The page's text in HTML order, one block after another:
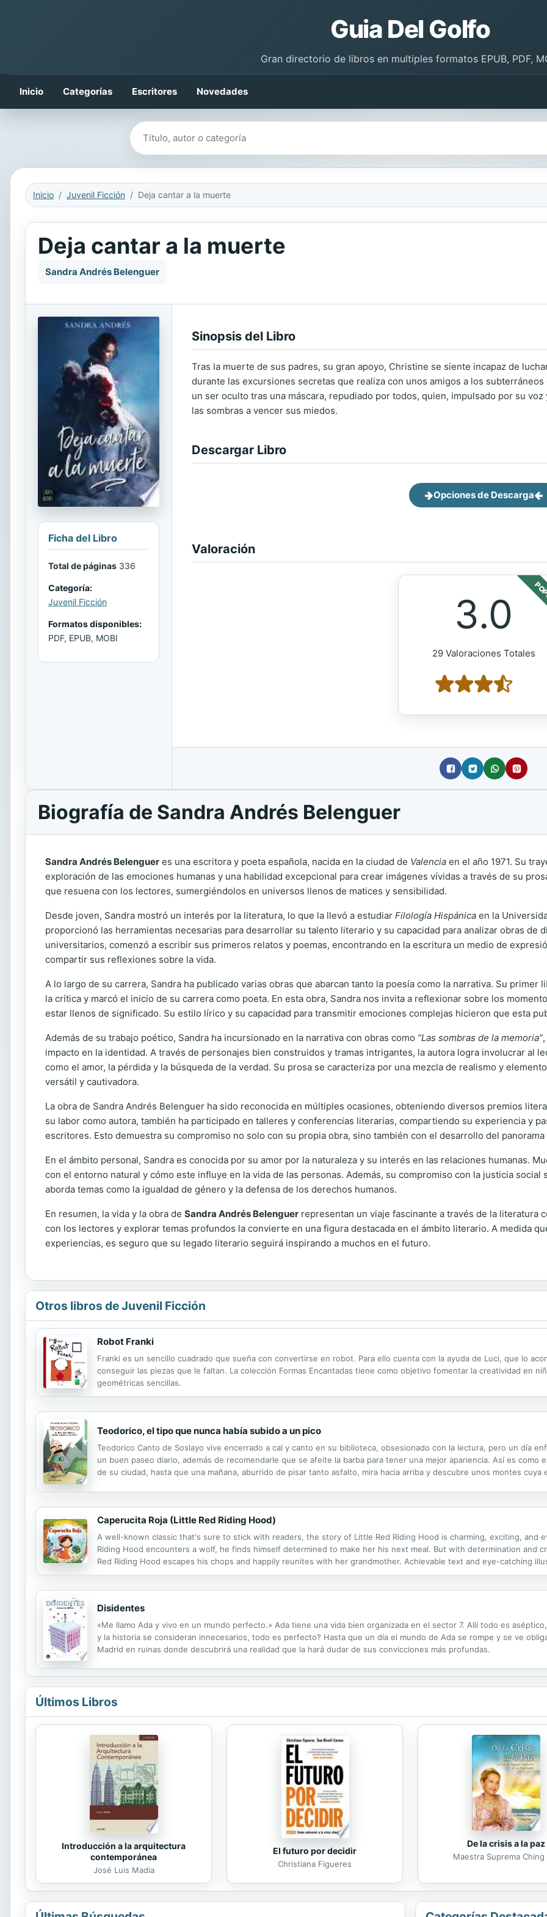
Guia Del Golfo
Gran directorio de libros en multiples formatos EPUB, PDF,
Inicio Categorías Escritores Novedades
Buscar libros
Inicio Juvenil Ficción Deja cantar a la muerte
Deja cantar a la muerte
Sandra Andrés Belenguer
Ficha del Libro
Total de páginas 336
Categoría:
Juvenil Ficción
Formatos disponibles:
PDF, EPUB, MOBI
Sinopsis del Libro
Tras la muerte de sus padres, su gran apoyo, Christine se siente incapaz de
durante las excursiones secretas que realiza con unos amigos a los
un ser oculto tras una máscara, repudiado por todos, quien, impulsado por su
las sombras a vencer sus miedos.
Descargar Libro
Opciones de Descarga
Valoración
3.0
29 Valoraciones Totales
Biografía de Sandra Andrés Belenguer
Sandra Andrés Belenguer es una escritora y poeta española, nacida en la ciudad de Valencia en el año 1971. Su
exploración de las emociones humanas y una habilidad excepcional para crear imágenes vívidas a través de su
que resuena con los lectores, sumergiéndolos en universos llenos de matices y sensibilidad.
Desde joven, Sandra mostró un interés por la literatura, lo que la llevó a estudiar Filología Hispánica en la
proporcionó las herramientas necesarias para desarrollar su talento literario y su capacidad para analizar obras de
universitarios, comenzó a escribir sus primeros relatos y poemas, encontrando en la escritura un medio de
compartir sus reflexiones sobre la vida.
A lo largo de su carrera, Sandra ha publicado varias obras que abarcan tanto la poesía como la narrativa. Su primer
la crítica y marcó el inicio de su carrera como poeta. En esta obra, Sandra nos invita a reflexionar sobre los
estar llenos de significado. Su estilo lírico y su capacidad para transmitir emociones complejas hicieron que esta
Además de su trabajo poético, Sandra ha incursionado en la narrativa con obras como “Las sombras de la memoria”
impacto en la identidad. A través de personajes bien construidos y tramas intrigantes, la autora logra involucrar al
como el amor, la pérdida y la búsqueda de la verdad. Su prosa se caracteriza por una mezcla de realismo y
versátil y cautivadora.
La obra de Sandra Andrés Belenguer ha sido reconocida en múltiples ocasiones, obteniendo diversos premios
su labor como autora, también ha participado en talleres y conferencias literarias, compartiendo su experiencia y
escritores. Esto demuestra su compromiso no solo con su propia obra, sino también con el desarrollo del
En el ámbito personal, Sandra es conocida por su amor por la naturaleza y su interés en las relaciones humanas.
con el entorno natural y cómo este influye en la vida de las personas. Además, su compromiso con la justicia
aborda temas como la igualdad de género y la defensa de los derechos humanos.
En resumen, la vida y la obra de Sandra Andrés Belenguer representan un viaje fascinante a través de la literatura
con los lectores y explorar temas profundos la convierte en una figura destacada en el ámbito literario. A medida
experiencias, es seguro que su legado literario seguirá inspirando a muchos en el futuro.
Otros libros de Juvenil Ficción
Robot Franki
Franki es un sencillo cuadrado que sueña con convertirse en robot. Para ello cuenta con la ayuda de Luci, que lo
conseguir las piezas que le faltan. La colección Formas Encantadas tiene como objetivo fomentar la creatividad en
geométricas sencillas.
Teodorico, el tipo que nunca había subido a un pico
Teodorico Canto de Soslayo vive encerrado a cal y canto en su biblioteca, obsesionado con la lectura, pero un día
un buen paseo diario, además de recomendarle que se afeite la barba para tener una mejor apariencia. Así es como
de su ciudad, hasta que una mañana, aburrido de pisar tanto asfalto, mira hacia arriba y descubre unos montes
Caperucita Roja (Little Red Riding Hood)
A well-known classic that's sure to stick with readers, the story of Little Red Riding Hood is charming, exciting, and
Riding Hood encounters a wolf, he finds himself determined to make her his next meal. But with determination and
Red Riding Hood escapes his chops and happily reunites with her grandmother. Achievable text and eye-catching
they discover this wonderful classic for themselves.
Disidentes
«Me llamo Ada y vivo en un mundo perfecto.» Ada tiene una vida bien organizada en el sector 7. Allí todo es
y la historia se consideran innecesarios, todo es perfecto? Hasta que un día el mundo de Ada se rompe y se ve
Madrid en ruinas donde descubrirá una realidad que la hará dudar de sus convicciones más profundas.
Últimos Libros
Introducción a la arquitectura
contemporánea
José Luis Madia
El futuro por decidir
Christiana Figueres
De la crisis a la paz
Maestra Suprema Ching